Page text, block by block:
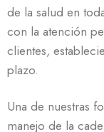
de la salud en
con la atención
clientes,
plazo.
Una de nuestras
manejo de la